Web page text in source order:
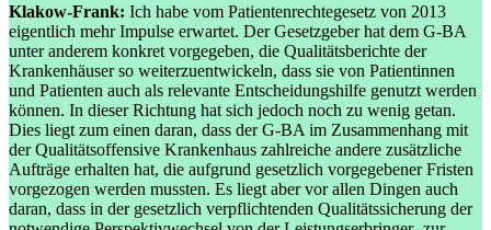
Klakow-Frank: Ich habe vom Patientenrechtegesetz von 2013
eigentlich mehr Impulse erwartet. Der Gesetzgeber hat dem G-BA
unter anderem konkret vorgegeben, die Qualitätsberichte der
Krankenhäuser so weiterzuentwickeln, dass sie von Patientinnen
und Patienten auch als relevante Entscheidungshilfe genutzt werden
können. In dieser Richtung hat sich jedoch noch zu wenig getan.
Dies liegt zum einen daran, dass der G-BA im Zusammenhang mit
der Qualitätsoffensive Krankenhaus zahlreiche andere zusätzliche
Aufträge erhalten hat, die aufgrund gesetzlich vorgegebener Fristen
vorgezogen werden mussten. Es liegt aber vor allen Dingen auch
daran, dass in der gesetzlich verpflichtenden Qualitätssicherung der